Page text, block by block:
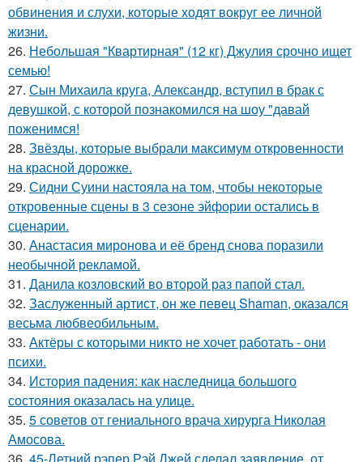
обвинения и слухи, которые ходят вокруг ее личной
жизни.
26. Небольшая "Квартирная" (12 кг) Джулия срочно ищет
семью!
27. Сын Михаила круга, Александр, вступил в брак с
девушкой, с которой познакомился на шоу "давай
поженимся!
28. Звёзды, которые выбрали максимум откровенности
на красной дорожке.
29. Сидни Суини настояла на том, чтобы некоторые
откровенные сцены в 3 сезоне эйфории остались в
сценарии.
30. Анастасия миронова и её бренд снова поразили
необычной рекламой.
31. Данила козловский во второй раз папой стал.
32. Заслуженный артист, он же певец Shaman, оказался
весьма любвеобильным.
33. Актёры с которыми никто не хочет работать - они
психи.
34. История падения: как наследница большого
состояния оказалась на улице.
35. 5 советов от гениального врача хирурга Николая
Амосова.